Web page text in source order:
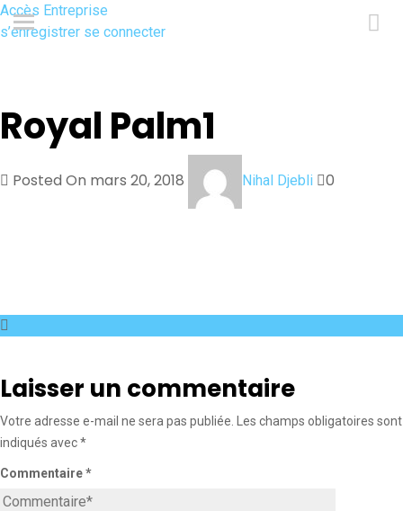
Accès Entreprise
s’enregistrer se connecter
Royal Palm1
Posted On mars 20, 2018 Nihal Djebli 0
Laisser un commentaire
Votre adresse e-mail ne sera pas publiée.
Les champs obligatoires sont
indiqués avec*
Commentaire*